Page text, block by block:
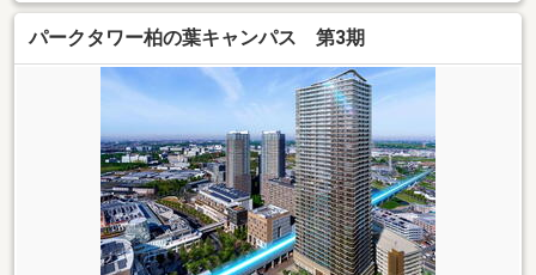
パークタワー柏の葉キャンパス 第3期